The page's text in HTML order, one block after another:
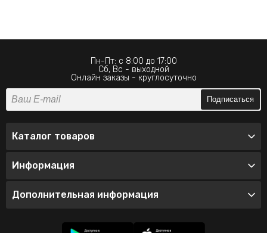
Пн-Пт: с 8:00 до 17:00
Сб, Вс - выходной
Онлайн заказы - круглосуточно
Подписаться
Каталог товаров
Информация
Дополнительная информация